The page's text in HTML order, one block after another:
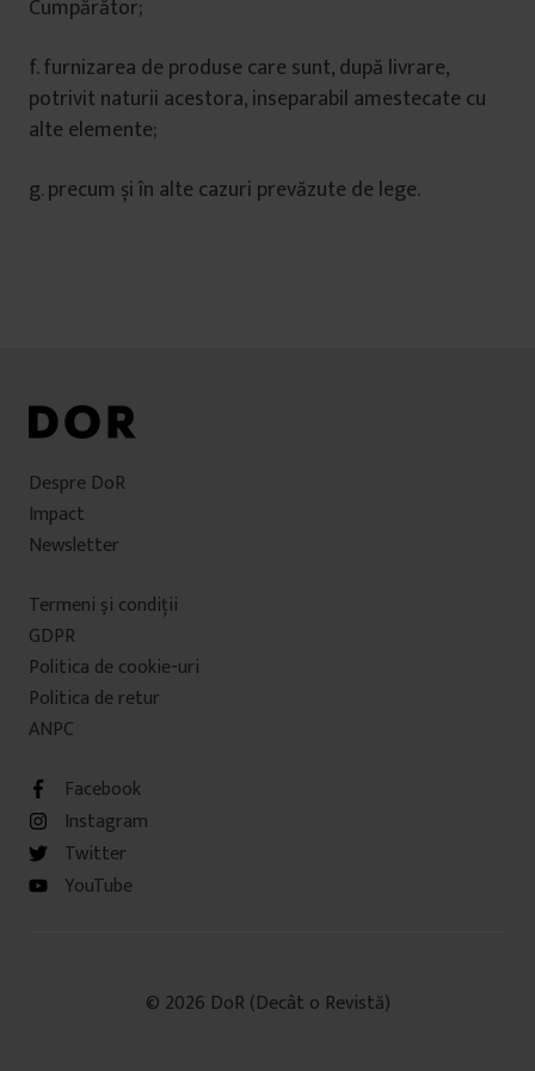
Cumpărător;
f. furnizarea de produse care sunt, după livrare,
potrivit naturii acestora, inseparabil amestecate cu
alte elemente;
g. precum și în alte cazuri prevăzute de lege.
Despre DoR
Impact
Newsletter
Termeni şi condiţii
GDPR
Politica de cookie-uri
Politica de retur
ANPC
Facebook
Instagram
Twitter
YouTube
© 2026 DoR (Decât o Revistă)